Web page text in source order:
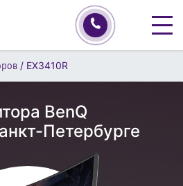
/ EX3410R
BenQ
Петербурге